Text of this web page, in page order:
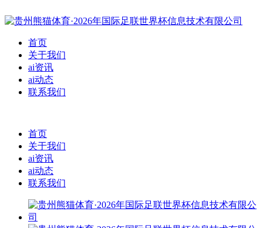
首页
关于我们
ai资讯
ai动态
联系我们
首页
关于我们
ai资讯
ai动态
联系我们